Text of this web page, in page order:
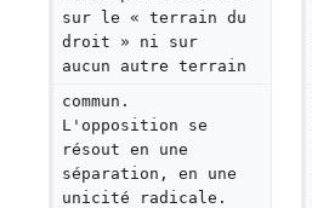
sur le « terrain du
droit » ni sur
aucun autre terrain
commun.
L'opposition se
résout en une
séparation, en une
unicité radicale.